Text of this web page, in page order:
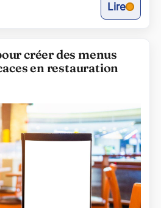
Lire
créer des menus
en restauration